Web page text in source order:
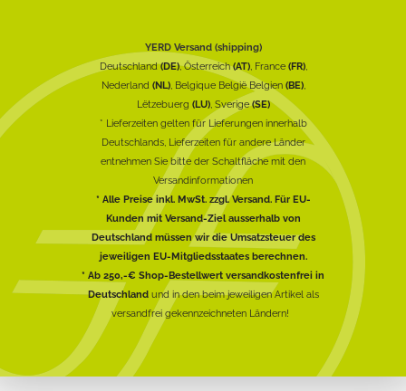
YERD Versand (shipping)
Deutschland(DE), Österreich(AT), France (FR),
Nederland (NL), Belgique België Belgien (BE),
Lëtzebuerg (LU), Sverige(SE)
* Lieferzeiten gelten für Lieferungen innerhalb
Deutschlands, Lieferzeiten für andere Länder
entnehmen Sie bitte der Schaltfläche mit den
Versandinformationen
* Alle Preise inkl. MwSt. zzgl. Versand. Für EU-
Kunden mit Versand-Ziel ausserhalb von
Deutschland müssen wir die Umsatzsteuer des
jeweiligen EU-Mitgliedsstaates berechnen.
* Ab 250,-€ Shop-Bestellwert versandkostenfrei in
Deutschlandund in den beim jeweiligen Artikel als
versandfrei gekennzeichneten Ländern!